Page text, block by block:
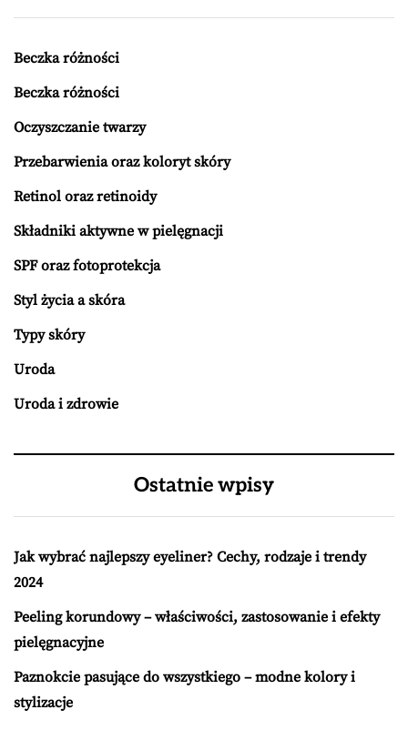
Beczka różności
Beczka różności
Oczyszczanie twarzy
Przebarwienia oraz koloryt skóry
Retinol oraz retinoidy
Składniki aktywne w pielęgnacji
SPF oraz fotoprotekcja
Styl życia a skóra
Typy skóry
Uroda
Uroda i zdrowie
Ostatnie wpisy
Jak wybrać najlepszy eyeliner? Cechy, rodzaje i trendy
2024
Peeling korundowy – właściwości, zastosowanie i efekty
pielęgnacyjne
Paznokcie pasujące do wszystkiego – modne kolory i
stylizacje